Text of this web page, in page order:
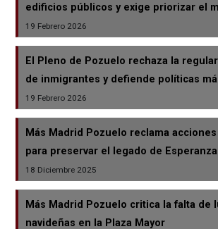
edificios públicos y exige priorizar el
19 Febrero 2026
El Pleno de Pozuelo rechaza la
de inmigrantes y defiende políticas
19 Febrero 2026
Más Madrid Pozuelo reclama
para preservar el legado de
18 Diciembre 2025
Más Madrid Pozuelo critica la falta de
navideñas en la Plaza Mayor